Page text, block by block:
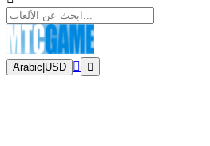
Arabic USD